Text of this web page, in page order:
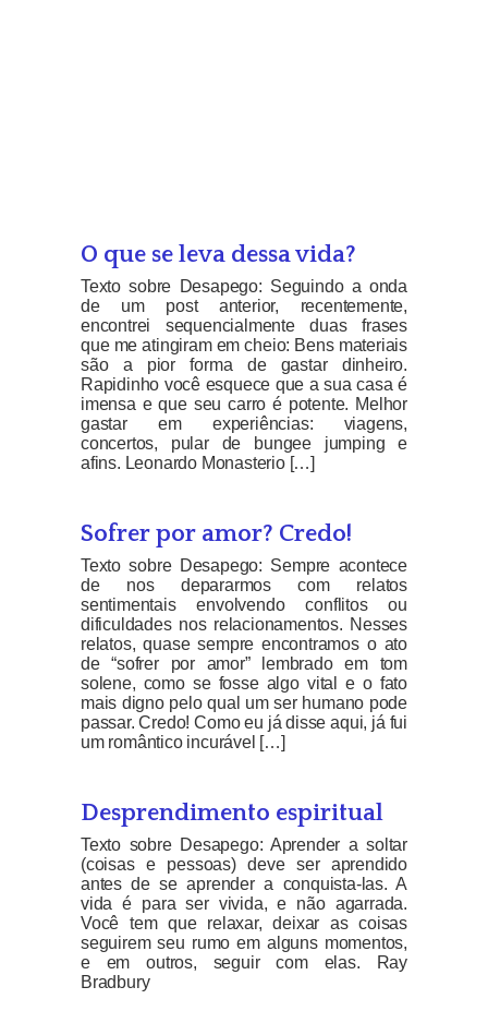
O que se leva dessa vida?
Texto sobre Desapego: Seguindo a onda
de um post anterior, recentemente,
encontrei sequencialmente duas frases
que me atingiram em cheio: Bens materiais
são a pior forma de gastar dinheiro.
Rapidinho você esquece que a sua casa é
imensa e que seu carro é potente. Melhor
gastar em experiências: viagens,
concertos, pular de bungee jumping e
afins. Leonardo Monasterio […]
Sofrer por amor? Credo!
Texto sobre Desapego: Sempre acontece
de nos depararmos com relatos
sentimentais envolvendo conflitos ou
dificuldades nos relacionamentos. Nesses
relatos, quase sempre encontramos o ato
de “sofrer por amor” lembrado em tom
solene, como se fosse algo vital e o fato
mais digno pelo qual um ser humano pode
passar. Credo! Como eu já disse aqui, já fui
um romântico incurável […]
Desprendimento espiritual
Texto sobre Desapego: Aprender a soltar
(coisas e pessoas) deve ser aprendido
antes de se aprender a conquista-las. A
vida é para ser vivida, e não agarrada.
Você tem que relaxar, deixar as coisas
seguirem seu rumo em alguns momentos,
e em outros, seguir com elas. Ray
Bradbury